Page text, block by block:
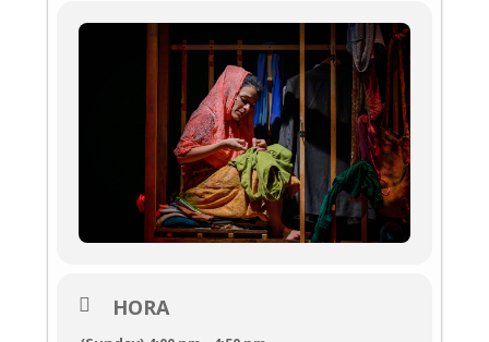
do avesso para o podermos conhecer. “Virar
do avesso” convida-nos a seguir as histórias
por trás das etiquetas, os caminhos
secretos das roupas e o destino
surpreendente do que descartamos.
Este espetáculo é uma criação baseada no
projeto pedagógico Ver-Fazer de 2023/2024,
onde as inquietações e ideias de miúdos e
graúdos sobre o tema, contribuíram para a
dramaturgia.
Num espetáculo que pretende refletir sobre
HORA